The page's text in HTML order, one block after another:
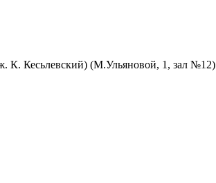
К. Кесьлевский) (М.Ульяновой, 1, зал №12)